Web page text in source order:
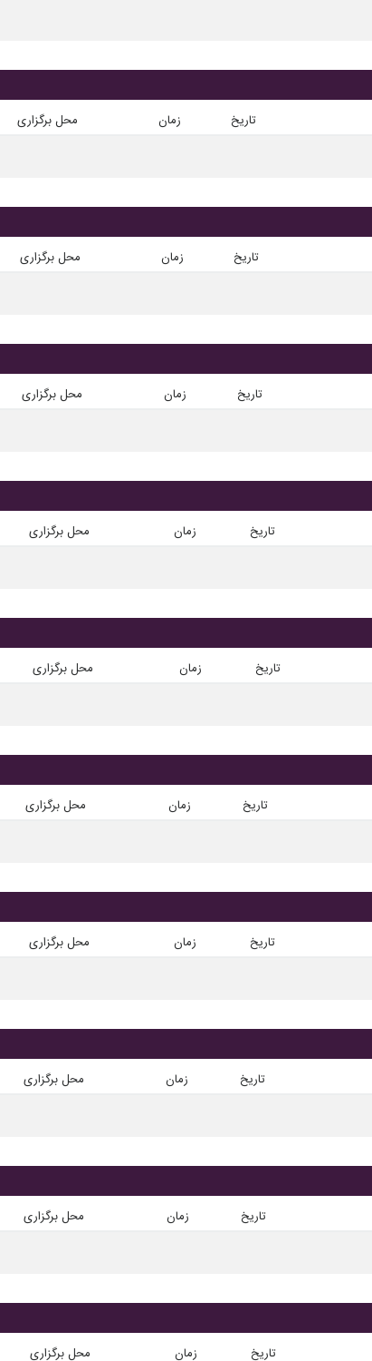
تاریخ زمان محل برگزاری
تاریخ زمان محل برگزاری
تاریخ زمان محل برگزاری
تاریخ زمان محل برگزاری
تاریخ زمان محل برگزاری
تاریخ زمان محل برگزاری
تاریخ زمان محل برگزاری
تاریخ زمان محل برگزاری
تاریخ زمان محل برگزاری
تاریخ زمان محل برگزاری